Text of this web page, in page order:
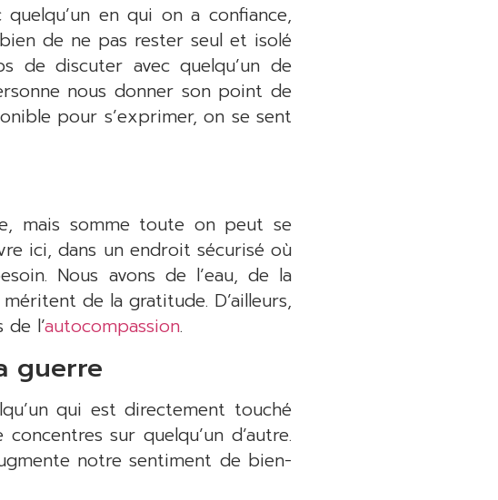
en qui on a confiance,
de ne pas rester seul et isolé
de discuter avec quelqu’un de
nous donner son point de
pour s’exprimer, on se sent
mais somme toute on peut se
ici, dans un endroit sécurisé où
Nous avons de l’eau, de la
de la gratitude. D’ailleurs,
l’autocompassion.
guerre
qui est directement touché
sur quelqu’un d’autre.
notre sentiment de bien-